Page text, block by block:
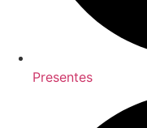
Presentes